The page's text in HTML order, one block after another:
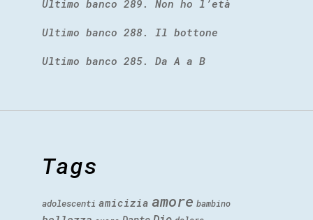
Ultimo banco 289. Non ho l’età
Ultimo banco 288. Il bottone
Ultimo banco 285. Da A a B
Tags
adolescenti amicizia amore bambino